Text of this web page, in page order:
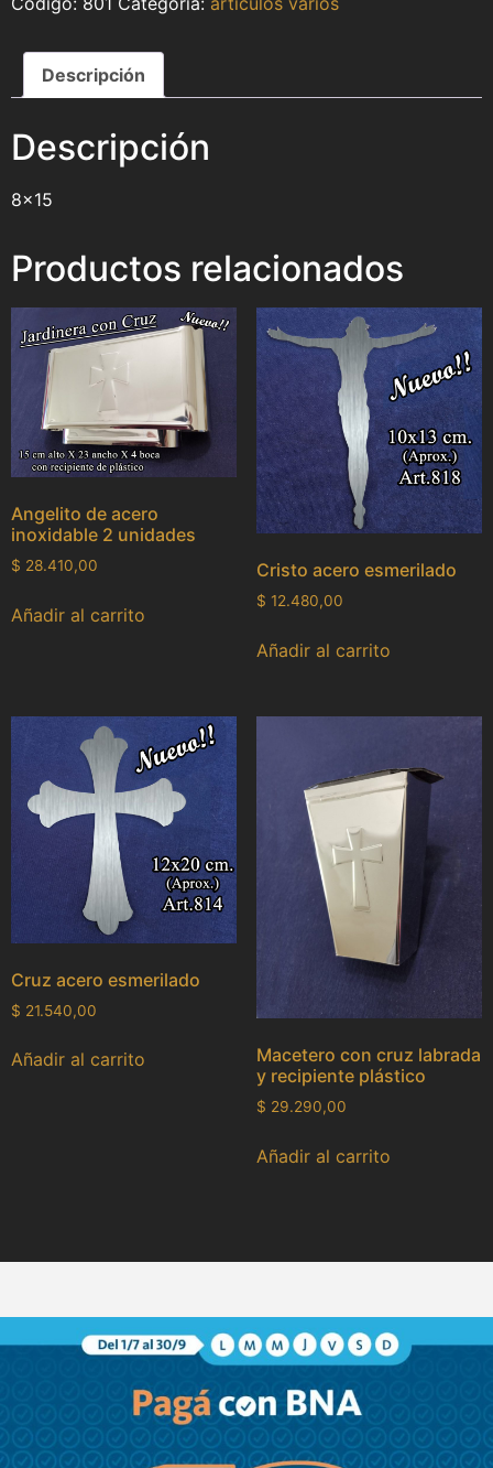
Descripción
Descripción
8×15
Productos relacionados
Angelito de acero
inoxidable 2 unidades
$ 28.410,00
Añadir al carrito
Cristo acero esmerilado
$ 12.480,00
Añadir al carrito
Cruz acero esmerilado
$ 21.540,00
Añadir al carrito
Macetero con cruz labrada
y recipiente plástico
$ 29.290,00
Añadir al carrito